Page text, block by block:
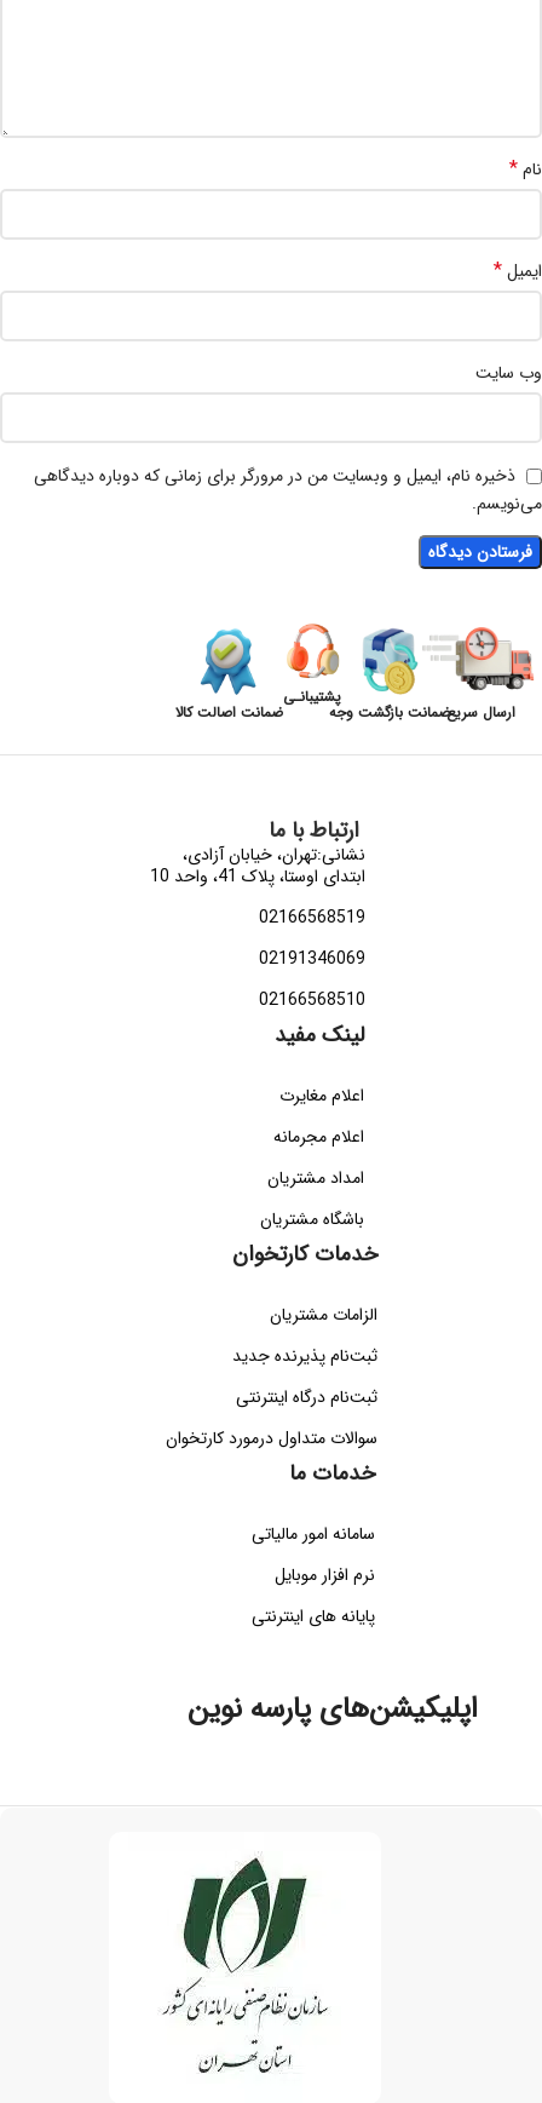
نام*
ایمیل*
وب‌ سایت
ذخیره نام، ایمیل و وبسایت من در مرورگر برای زمانی که دوباره دیدگاهی
می‌نویسم.
ارسال سریعضمانت بازگشت وجه
پشتیبانـی
ضمانت اصالت کالا
ارتباط با ما
نشانی:تهران، خیابان آزادی،
ابتدای اوستا، پلاک 41، واحد 10
02166568519
02191346069
02166568510
لینک مفید
اعلام مغایرت
اعلام مجرمانه
امداد مشتریان
باشگاه مشتریان
خدمات کارتخوان
الزامات مشتریان
ثبت‌نام پذیرنده جدید
ثبت‌نام درگاه اینترنتی
سوالات متداول درمورد کارتخوان
خدمات ما
سامانه امور مالیاتی
نرم افزار موبایل
پایانه های اینترنتی
اپلیکیشن‌های پارسه نوین